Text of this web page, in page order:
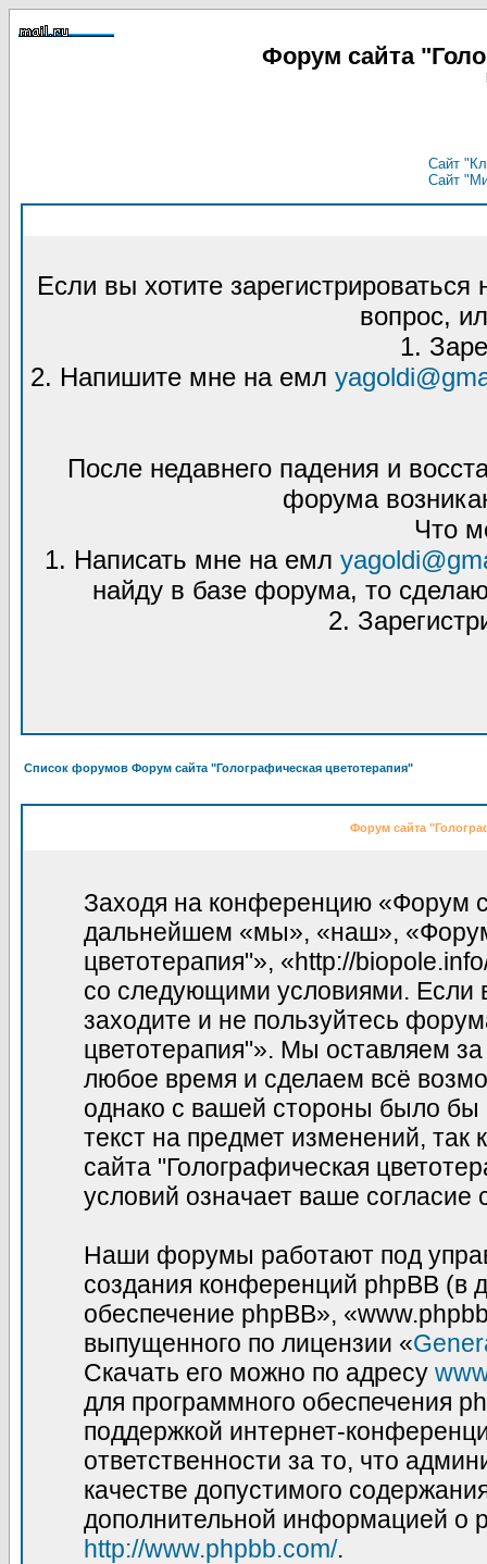
Форум сайта
Сайт
Сайт
Если вы хотите
вопрос,
1.
2. Напишите мне на емл
После недавнего падения и
форума
Что
1. Написать мне на емл
найду в базе форума, то
2.
Список форумов Форум сайта "Голографическая цветотерапия"
Форум сайта
Заходя на конференцию «Форум
дальнейшем «мы», «наш»,
цветотерапия"», «http://
со следующими условиями. Если
заходите и не пользуйтесь
цветотерапия"». Мы оставляем
любое время и сделаем всё
однако с вашей стороны было бы
текст на предмет изменений,
сайта "Голографическая
условий означает ваше согласие
Наши форумы работают под
создания конференций phpBB
обеспечение phpBB»,
выпущенного по лицензии «
Скачать его можно по адресу
для программного обеспечения
поддержкой интернет-
ответственности за то, что
качестве допустимого
дополнительной информацией о
http://www.phpbb.com/.